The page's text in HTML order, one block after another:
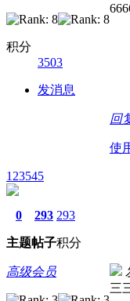
积分
3503
发消息
回
使
123545
0
主题
293
帖子
293
积分
高级会员
三